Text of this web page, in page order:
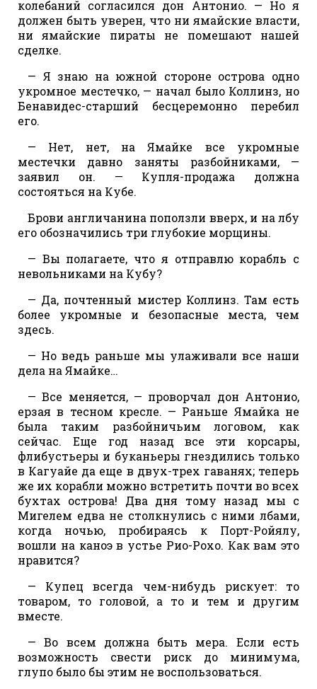
колебаний согласился дон Антонио. — Но я
должен быть уверен, что ни ямайские власти,
ни ямайские пираты не помешают нашей
сделке.
— Я знаю на южной стороне острова одно
укромное местечко, — начал было Коллинз, но
Бенавидес-старший бесцеремонно перебил
его.
— Нет, нет, на Ямайке все укромные
местечки давно заняты разбойниками, —
заявил он. — Купля-продажа должна
состояться на Кубе.
Брови англичанина поползли вверх, и на лбу
его обозначились три глубокие морщины.
— Вы полагаете, что я отправлю корабль с
невольниками на Кубу?
— Да, почтенный мистер Коллинз. Там есть
более укромные и безопасные места, чем
здесь.
— Но ведь раньше мы улаживали все наши
дела на Ямайке…
— Все меняется, — проворчал дон Антонио,
ерзая в тесном кресле. — Раньше Ямайка не
была таким разбойничьим логовом, как
сейчас. Еще год назад все эти корсары,
флибустьеры и буканьеры гнездились только
в Кагуайе да еще в двух-трех гаванях; теперь
же их корабли можно встретить почти во всех
бухтах острова! Два дня тому назад мы с
Мигелем едва не столкнулись с ними лбами,
когда ночью, пробираясь к Порт-Ройялу,
вошли на каноэ в устье Рио-Рохо. Как вам это
нравится?
— Купец всегда чем-нибудь рискует: то
товаром, то головой, а то и тем и другим
вместе.
— Во всем должна быть мера. Если есть
возможность свести риск до минимума,
глупо было бы этим не воспользоваться.